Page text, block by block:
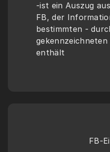
-ist ein Auszug
FB, der
bestimmten -
enthält
FB-